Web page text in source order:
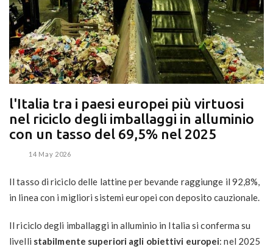
l'Italia tra i paesi europei più virtuosi
nel riciclo degli imballaggi in alluminio
con un tasso del 69,5% nel 2025
14 May 2026
Il tasso di riciclo delle lattine per bevande raggiunge il 92,8%,
in linea con i migliori sistemi europei con deposito cauzionale.
Il riciclo degli imballaggi in alluminio in Italia si conferma su
livelli stabilmente superiori agli obiettivi europei: nel 2025